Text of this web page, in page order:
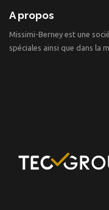
A propos
Missimi-Berney est une
spéciales ainsi que dans la